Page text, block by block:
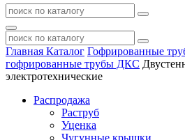
Главная Каталог Гофрированные
гофрированные трубы ДКС
электротехнические
Распродажа
Раструб
Уценка
Чугунные крышки